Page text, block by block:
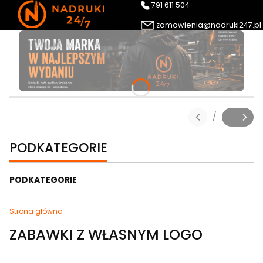
791 611 504
zamowienia@nadruki247.pl
Slajd
/
z
PODKATEGORIE
PODKATEGORIE
Strona główna
ZABAWKI Z WŁASNYM LOGO